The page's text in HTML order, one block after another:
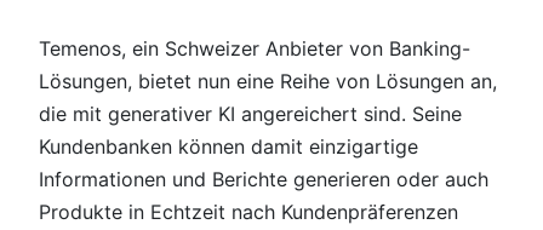
Temenos, ein Schweizer Anbieter von Banking-
Lösungen, bietet nun eine Reihe von Lösungen an,
die mit generativer KI angereichert sind. Seine
Kundenbanken können damit einzigartige
Informationen und Berichte generieren oder auch
Produkte in Echtzeit nach Kundenpräferenzen